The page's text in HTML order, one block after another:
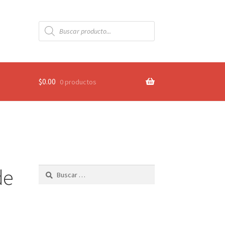
Búsqueda
de
productos
$0.00 0 productos
Buscar: